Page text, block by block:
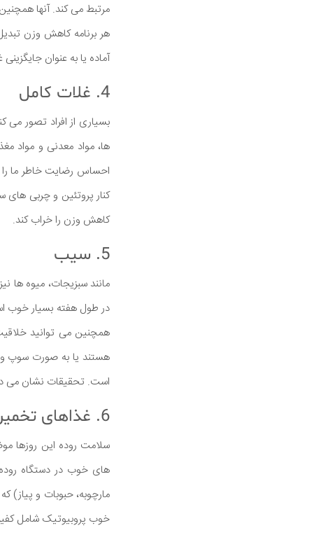
مرتبط می کند. آنها
هر برنامه کاهش وزن
آماده یا به عنوان
4. غلات کامل
بسیاری از افراد تصور می
ها، مواد معدنی و مواد
احساس رضایت خاطر ما را
کنار پروتئین و چربی
کاهش وزن را خراب کند.
5. سیب
مانند سبزیجات، میوه ها
در طول هفته بسیار خوب
همچنین می توانید
هستند یا به صورت سوپ و
است. تحقیقات نشان می
6. غذاهای تخمیر شده
سلامت روده این روزها
های خوب در دستگاه
مارچوبه، حبوبات و پیاز)
خوب پروبیوتیک شامل